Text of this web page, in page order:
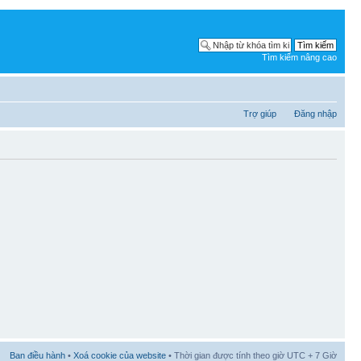
Tìm kiếm nâng cao
Trợ giúp Đăng nhập
Ban điều hành • Xoá cookie của website • Thời gian được tính theo giờ UTC + 7 Giờ